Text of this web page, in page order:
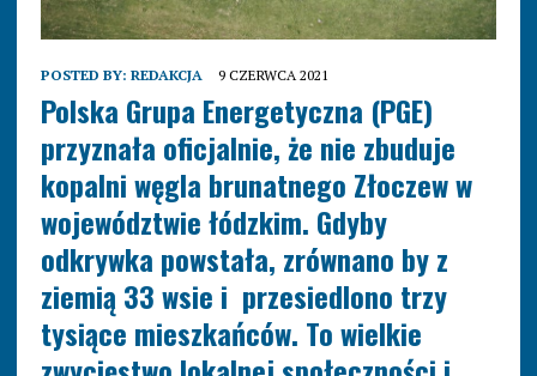
POSTED BY: REDAKCJA 9 CZERWCA 2021
Polska Grupa Energetyczna (PGE)
przyznała oficjalnie, że nie zbuduje
kopalni węgla brunatnego Złoczew w
województwie łódzkim. Gdyby
odkrywka powstała, zrównano by z
ziemią 33 wsie i przesiedlono trzy
tysiące mieszkańców. To wielkie